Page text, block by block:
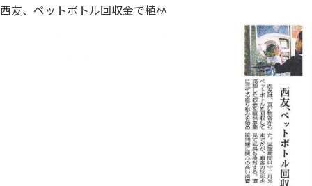
西友、ペットボトル回収金で植林